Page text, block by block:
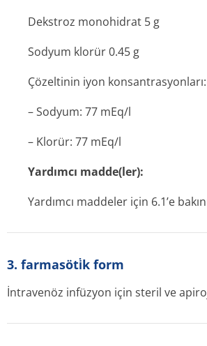
Dekstroz monohidrat 5 g
Sodyum klorür 0.45 g
Çözeltinin iyon konsantrasyonları:
– Sodyum: 77 mEq/l
– Klorür: 77 mEq/l
Yardımcı madde(ler):
Yardımcı maddeler için 6.1’e
3. farmasöti̇k form
İntravenöz infüzyon için steril ve